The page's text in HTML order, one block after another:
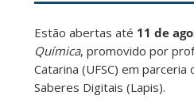
Estão abertas até 11 de
Química, promovido por
Catarina (UFSC) em
Saberes Digitais (Lapis).